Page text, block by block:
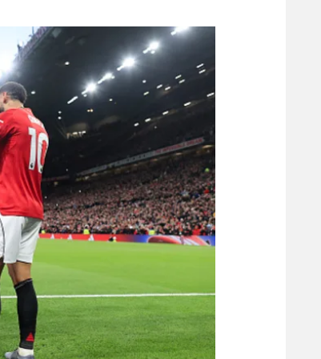
תקנון משתתפים וזוכים בפרסים
תקנון עבור פעילות אלקטרה
תקנון עבור פעילות ספורט 1 – "מרלן"
גיימינג E-Sports
תנאי שימוש
מדיניות פרטיות
תקנון פעילות ספורט 1
רשיון להקרנה פומבית לבית עסק
הצטרפות לחבילת הערוצים
לוח דרושים – ג'ובנט
תגיות